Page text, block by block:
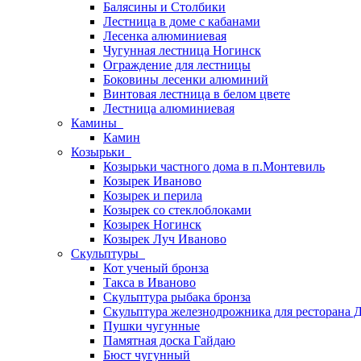
Балясины и Столбики
Лестница в доме с кабанами
Лесенка алюминиевая
Чугунная лестница Ногинск
Ограждение для лестницы
Боковины лесенки алюминий
Винтовая лестница в белом цвете
Лестница алюминиевая
Камины
Камин
Козырьки
Козырьки частного дома в п.Монтевиль
Козырек Иваново
Козырек и перила
Козырек со стеклоблоками
Козырек Ногинск
Козырек Луч Иваново
Скульптуры
Кот ученый бронза
Такса в Иваново
Скульптура рыбака бронза
Скульптура железнодрожника для ресторана
Пушки чугунные
Памятная доска Гайдаю
Бюст чугунный